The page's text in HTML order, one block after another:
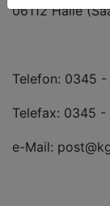
06112 Halle
Telefon: 0345
Telefax: 0345 -
e-Mail: